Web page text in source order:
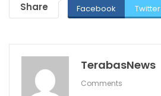
Share Facebook Twitter
TerabasNews
Comments